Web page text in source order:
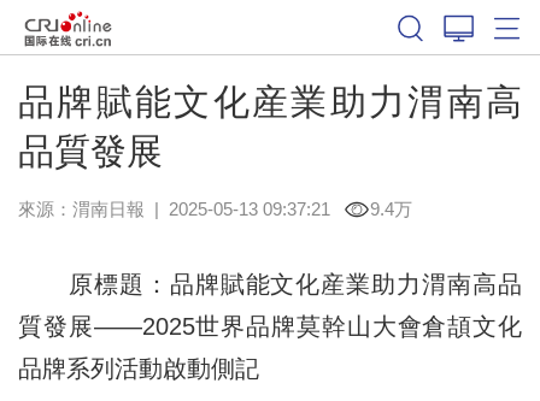
品牌賦能文化産業助力渭南高
品質發展
來源： 渭南日報 | 2025-05-13 09:37:21 9.4万
原標題：品牌賦能文化産業助力渭南高品
質發展——2025世界品牌莫幹山大會倉頡文化
品牌系列活動啟動側記